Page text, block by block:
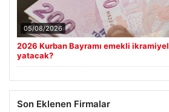
05/08/2026
2026 Kurban Bayramı emekli
yatacak?
Son Eklenen Firmalar